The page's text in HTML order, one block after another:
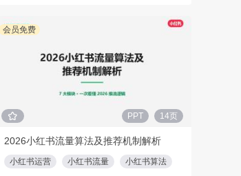
会员免费
PPT 14页
2026小红书流量算法及推荐机制解析
小红书运营 小红书流量 小红书算法